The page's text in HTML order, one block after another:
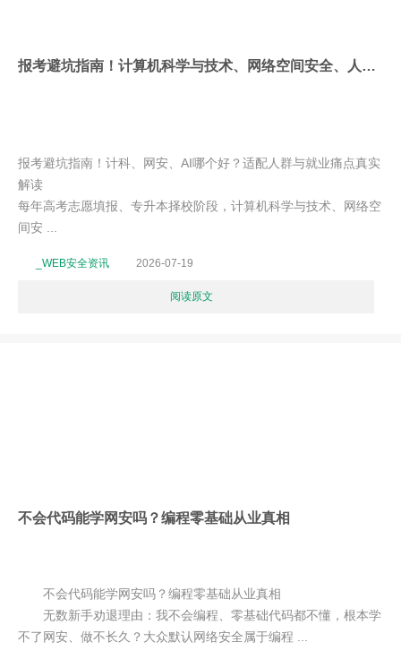
报考避坑指南！计算机科学与技术、网络空间安全、人工智能哪个好？适配人群与就业痛点真实解读
报考避坑指南！计科、网安、AI哪个好？适配人群与就业痛点真实
解读
每年高考志愿填报、专升本择校阶段，计算机科学与技术、网络空
间安 ...
_WEB安全资讯 2026-07-19
阅读原文
不会代码能学网安吗？编程零基础从业真相
不会代码能学网安吗？编程零基础从业真相
无数新手劝退理由：我不会编程、零基础代码都不懂，根本学
不了网安、做不长久？大众默认网络安全属于编程 ...